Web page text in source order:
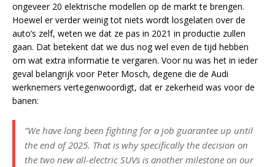
ongeveer 20 elektrische modellen op de markt te brengen.
Hoewel er verder weinig tot niets wordt losgelaten over de
auto’s zelf, weten we dat ze pas in 2021 in productie zullen
gaan. Dat betekent dat we dus nog wel even de tijd hebben
om wat extra informatie te vergaren. Voor nu was het in ieder
geval belangrijk voor Peter Mosch, degene die de Audi
werknemers vertegenwoordigt, dat er zekerheid was voor de
banen:
“We have long been fighting for a job guarantee up until
the end of 2025. That is why specifically the decision on
the two new all-electric SUVs is another milestone on our